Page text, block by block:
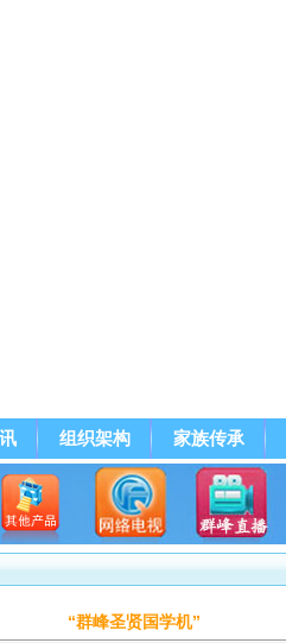
组织架构 家族传承
“群峰圣贤国学机”